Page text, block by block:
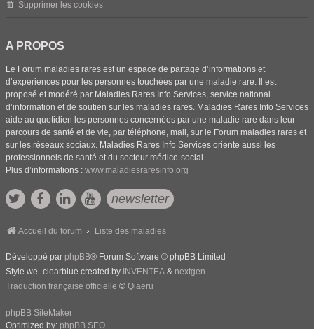
Supprimer les cookies
A PROPOS
Le Forum maladies rares est un espace de partage d’informations et
d’expériences pour les personnes touchées par une maladie rare. Il est
proposé et modéré par Maladies Rares Info Services, service national
d’information et de soutien sur les maladies rares. Maladies Rares Info Services
aide au quotidien les personnes concernées par une maladie rare dans leur
parcours de santé et de vie, par téléphone, mail, sur le Forum maladies rares et
sur les réseaux sociaux. Maladies Rares Info Services oriente aussi les
professionnels de santé et du secteur médico-social.
Plus d’informations : www.maladiesraresinfo.org
newsletter
Accueil du forum Liste des maladies
Développé par phpBB® Forum Software © phpBB Limited
Style we_clearblue created by INVENTEA & nextgen
Traduction française officielle © Qiaeru
phpBB SiteMaker
Optimized by: phpBB SEO